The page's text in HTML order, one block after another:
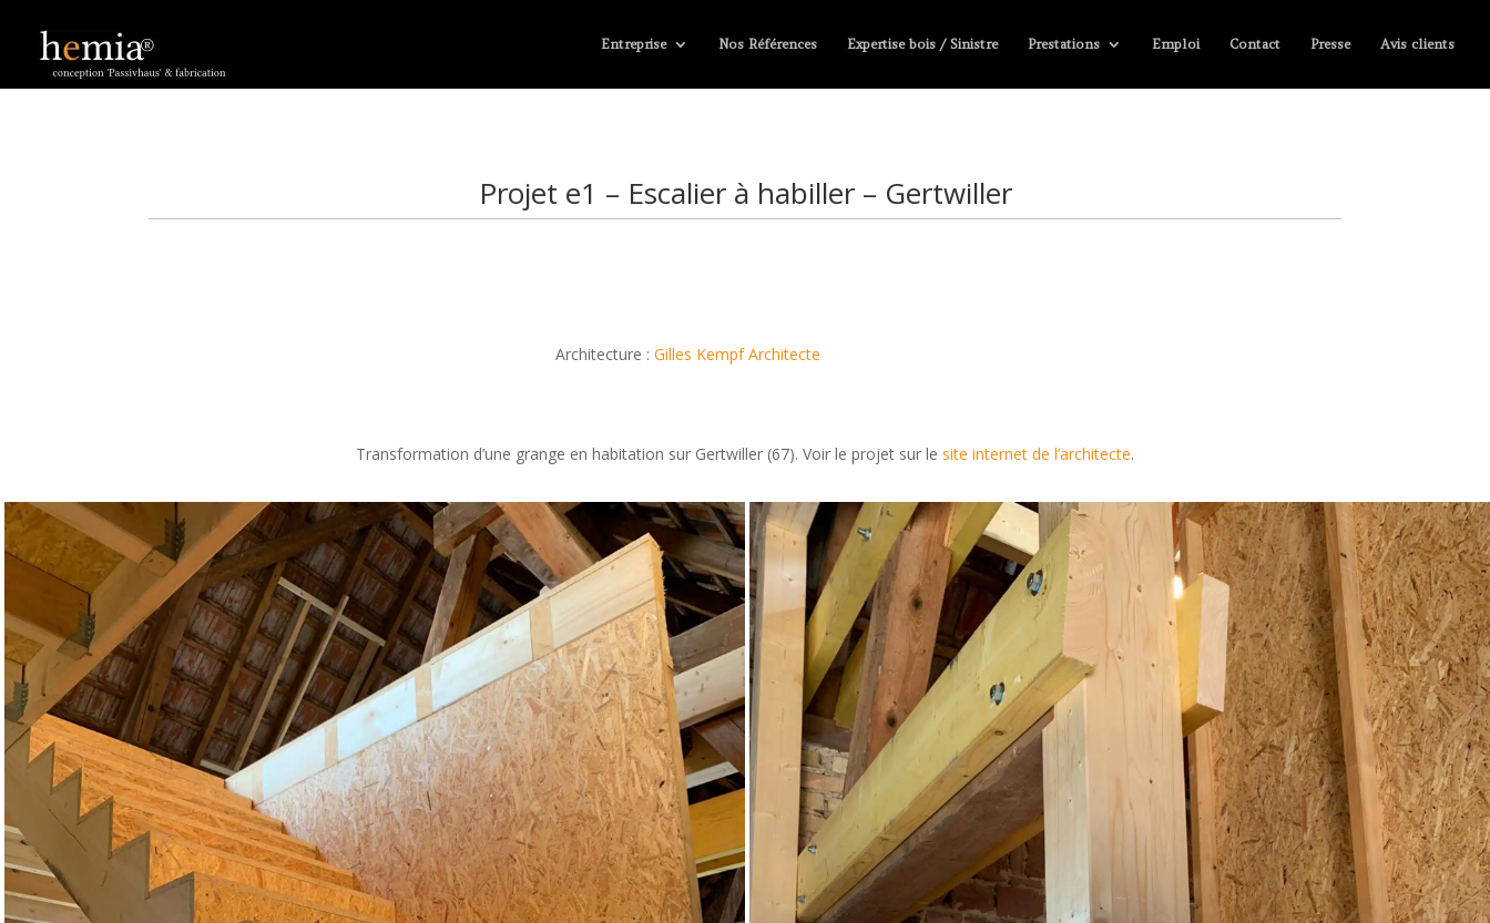
Entreprise Nos Références Expertise bois / Sinistre Prestations Emploi Contact Presse Avis clients
Projet e1 – Escalier à habiller – Gertwiller
Architecture :Gilles Kempf Architecte
Transformation d’une grange en habitation sur Gertwiller (67). Voir le projet sur le site internet de l’architecte.